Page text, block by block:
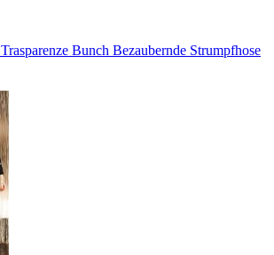
Trasparenze Bunch Bezaubernde Strumpfhose